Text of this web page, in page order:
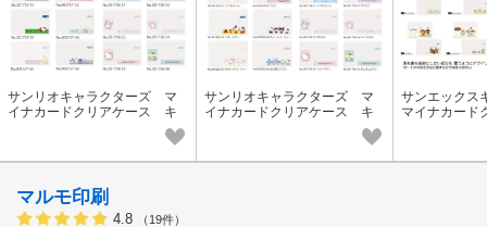
サンリオキャラクターズ マ
イナカードクリアケース キ
サンリオキャラクターズ マ
イナカードクリアケース キ
サンエック
マイナカー
マルモ印刷
4.8 （19件）